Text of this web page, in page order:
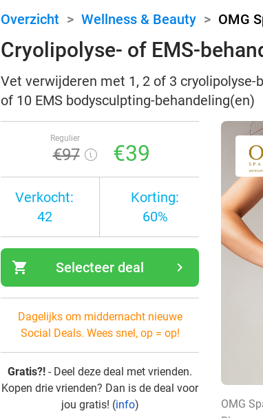
Overzicht > Wellness & Beauty > OMG
Cryolipolyse- of EMS-
Vet verwijderen met 1, 2 of 3 cryolipolyse-
of 10 EMS bodysculpting-behandeling(en)
Regulier
€97 €39
Verkocht:
42
Korting:
60%
shopping_cart navigate_next
Selecteer deal
Dagelijks om middernacht nieuwe
Social Deals. Wees snel, op = op!
Gratis?! - Deel deze deal met vrienden.
Kopen drie vrienden? Dan is de deal voor
jou gratis! (info) OMG